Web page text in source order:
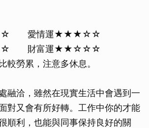
愛情運★★★☆☆
財富運★★☆☆☆
較勞累，注意多休息。
融洽，雖然在現實生活中會遇到一
對又會有所好轉。工作中你的才能
順利，也能與同事保持良好的關